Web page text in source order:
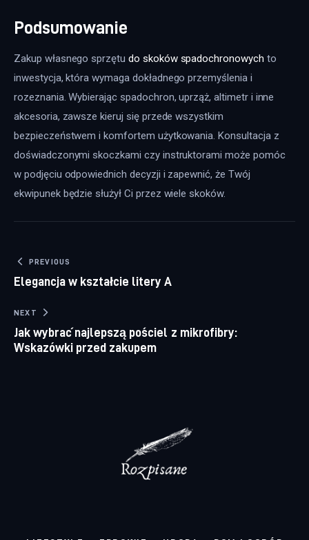
Podsumowanie
Zakup własnego sprzętu do skoków spadochronowych to
inwestycja, która wymaga dokładnego przemyślenia i
rozeznania. Wybierając spadochron, uprząż, altimetr i inne
akcesoria, zawsze kieruj się przede wszystkim
bezpieczeństwem i komfortem użytkowania. Konsultacja z
doświadczonymi skoczkami czy instruktorami może pomóc
w podjęciu odpowiednich decyzji i zapewnić, że Twój
ekwipunek będzie służył Ci przez wiele skoków.
Nawigacja wpisu
PREVIOUS
Elegancja w kształcie litery A
NEXT
Jak wybrać najlepszą pościel z mikrofibry:
Wskazówki przed zakupem